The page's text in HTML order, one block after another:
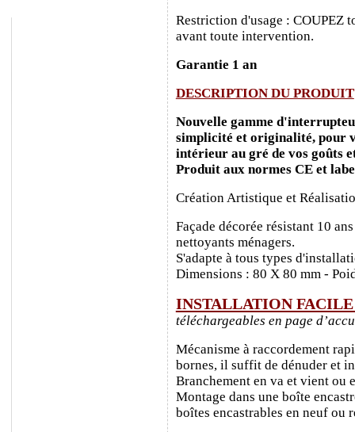
Restriction d'usage : COUPEZ
avant toute intervention.
Garantie 1 an
DESCRIPTION DU PRODUIT
Nouvelle gamme
simplicité et originalité, pour
intérieur au gré de vos goûts
Produit aux normes CE et
Création Artistique et
Façade décorée résistant 10
nettoyants ménagers.
S'adapte à tous types
Dimensions : 80 X 80 mm -
INSTALLATION
téléchargeables en page
Mécanisme à raccordement
bornes, il suffit de dénuder et
Branchement en va et vient ou
Montage dans une boîte
boîtes encastrables en neuf ou